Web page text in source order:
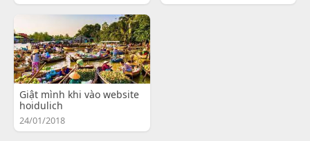
Giật mình khi vào website
hoidulich
24/01/2018